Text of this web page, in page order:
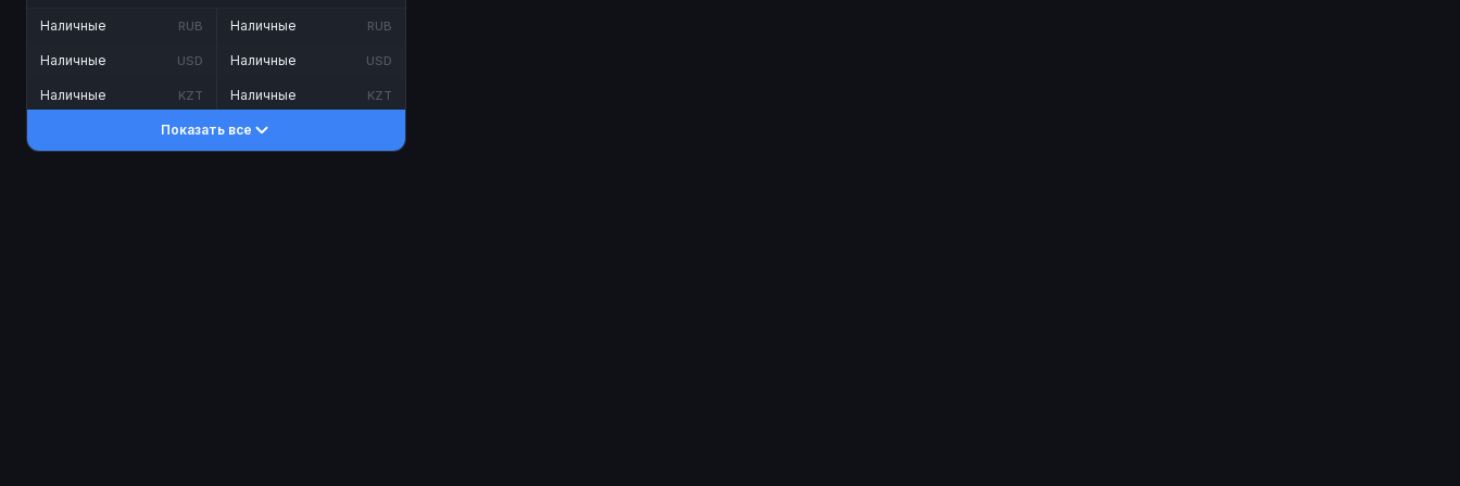
Наличные RUB
Наличные USD
Наличные KZT
Наличные RUB
Наличные USD
Наличные KZT
Показать все